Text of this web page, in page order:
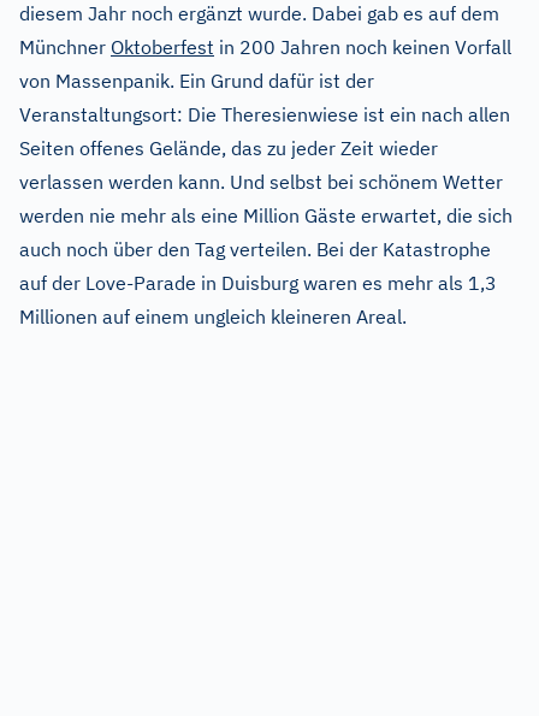
diesem Jahr noch ergänzt wurde. Dabei gab es auf dem
Münchner Oktoberfest in 200 Jahren noch keinen Vorfall
von Massenpanik. Ein Grund dafür ist der
Veranstaltungsort: Die Theresienwiese ist ein nach allen
Seiten offenes Gelände, das zu jeder Zeit wieder
verlassen werden kann. Und selbst bei schönem Wetter
werden nie mehr als eine Million Gäste erwartet, die sich
auch noch über den Tag verteilen. Bei der Katastrophe
auf der Love-Parade in Duisburg waren es mehr als 1,3
Millionen auf einem ungleich kleineren Areal.